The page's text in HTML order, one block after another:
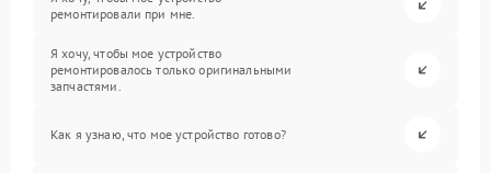
ремонтировали при мне.
Я хочу, чтобы мое устройство
ремонтировалось только оригинальными
запчастями.
Как я узнаю, что мое устройство готово?